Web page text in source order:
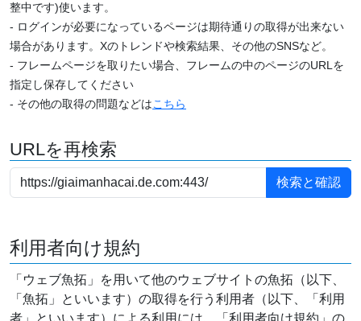
整中です)使います。
- ログインが必要になっているページは期待通りの取得が出来ない
場合があります。Xのトレンドや検索結果、その他のSNSなど。
- フレームページを取りたい場合、フレームの中のページのURLを
指定し保存してください
- その他の取得の問題などはこちら
URLを再検索
利用者向け規約
「ウェブ魚拓」を用いて他のウェブサイトの魚拓（以下、
「魚拓」といいます）の取得を行う利用者（以下、「利用